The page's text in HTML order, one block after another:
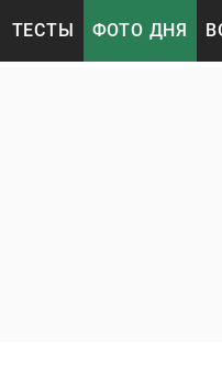
ТЕСТЫ ФОТО ДНЯ